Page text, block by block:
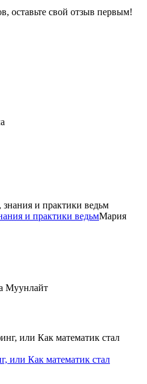
оставьте свой отзыв первым!
и практики ведьмМария
Муунлайт
или Как математик стал